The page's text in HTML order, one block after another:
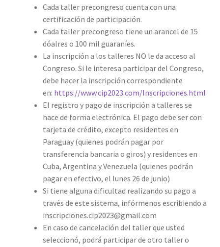
Cada taller precongreso cuenta con una
certificación de participación.
Cada taller precongreso tiene un arancel de 15
dóalres o 100 mil guaraníes.
La inscripción a los talleres NO le da acceso al
Congreso. ​Si le interesa participar del Congreso,
debe hacer la inscripción correspondiente
en: https://www.cip2023.com/Inscripciones.html
El registro y pago de inscripción a talleres se
hace de forma electrónica. El pago debe ser con
tarjeta de crédito, excepto residentes en
Paraguay (quienes podrán pagar por
transferencia bancaria o giros) y residentes en
Cuba, Argentina y Venezuela (quienes podrán
pagar en efectivo, el lunes 26 de junio)
Si tiene alguna dificultad realizando su pago a
través de este sistema, infórmenos escribiendo a
inscripciones.cip2023@gmail.com
En caso de cancelación del taller que usted
seleccionó, podrá participar de otro taller o